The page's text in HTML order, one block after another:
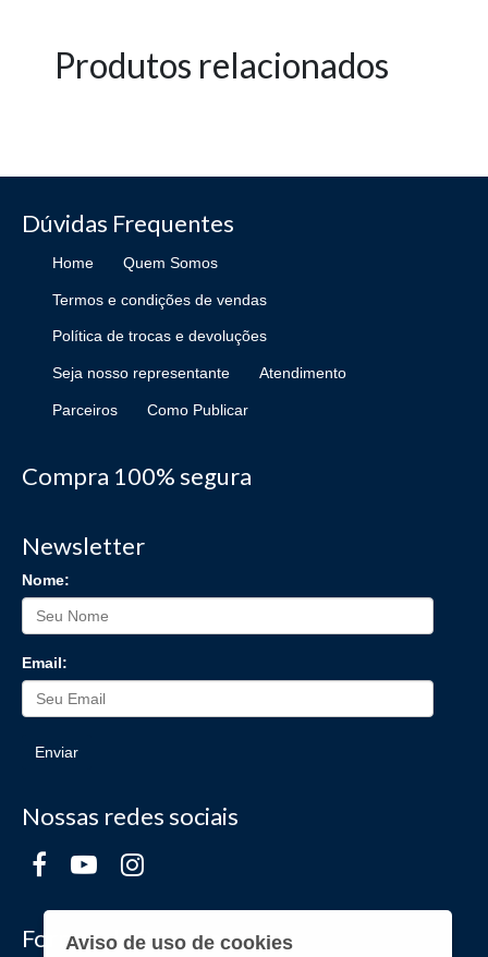
Produtos relacionados
Dúvidas Frequentes
Home Quem Somos
Termos e condições de vendas
Política de trocas e devoluções
Seja nosso representante Atendimento
Parceiros Como Publicar
Compra 100% segura
Newsletter
Nome:
Email:
Enviar
Nossas redes sociais
Formas de Pagamento
Aviso de uso de cookies